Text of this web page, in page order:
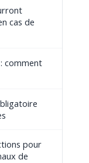
cas de
comment
pour
de